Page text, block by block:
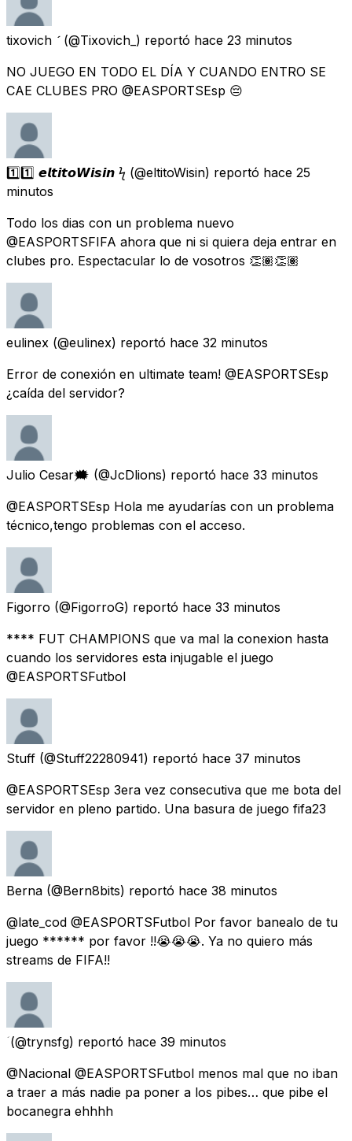
tixovich  (@Tixovich_) reportó hace 23 minutos
NO JUEGO EN TODO EL DÍA Y CUANDO ENTRO SE
CAE CLUBES PRO @EASPORTSEsp 😔
1️⃣1️⃣ 𝙚𝙡𝙩𝙞𝙩𝙤𝙒𝙞𝙨𝙞𝙣 ϟ (@eltitoWisin) reportó hace 25
minutos
Todo los dias con un problema nuevo
@EASPORTSFIFA ahora que ni si quiera deja entrar en
clubes pro. Espectacular lo de vosotros 👏🏽👏🏽
eulinex (@eulinex) reportó hace 32 minutos
Error de conexión en ultimate team! @EASPORTSEsp
¿caída del servidor?
Julio Cesar🗯 (@JcDlions) reportó hace 33 minutos
@EASPORTSEsp Hola me ayudarías con un problema
técnico,tengo problemas con el acceso.
Figorro (@FigorroG) reportó hace 33 minutos
**** FUT CHAMPIONS que va mal la conexion hasta
cuando los servidores esta injugable el juego
@EASPORTSFutbol
Stuff (@Stuff22280941) reportó hace 37 minutos
@EASPORTSEsp 3era vez consecutiva que me bota del
servidor en pleno partido. Una basura de juego fifa23
Berna (@Bern8bits) reportó hace 38 minutos
@late_cod @EASPORTSFutbol Por favor banealo de tu
juego ****** por favor !!😭😭😭. Ya no quiero más
streams de FIFA!!
(@trynsfg) reportó hace 39 minutos
@Nacional @EASPORTSFutbol menos mal que no iban
a traer a más nadie pa poner a los pibes… que pibe el
bocanegra ehhhh